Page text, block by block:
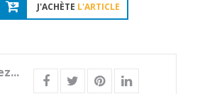
J'ACHÈTE L'ARTICLE